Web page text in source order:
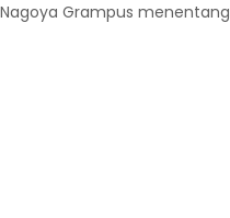
Grampus menentang